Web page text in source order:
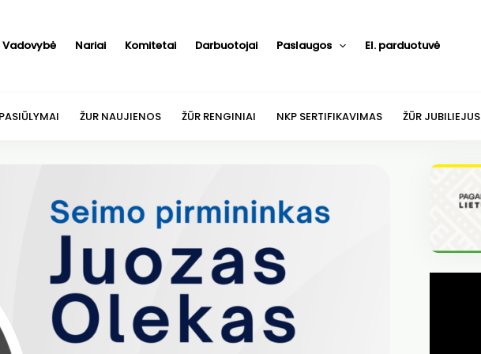
Vadovybė Nariai Komitetai Darbuotojai Paslaugos El. parduotuvė
ŽUR NAUJIENOS ŽŪR RENGINIAI NKP SERTIFIKAVIMAS ŽŪR JUBILIEJUS